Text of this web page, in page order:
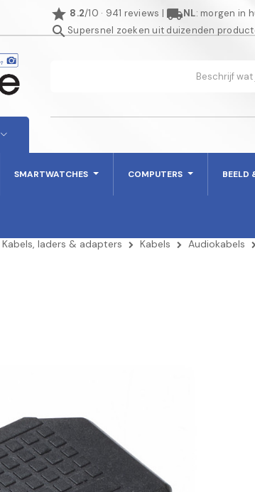
star 8.2/10 · 941 reviews | local_shippingNL: morgen in
searchSupersnel zoeken uit duizenden
SMARTWATCHES COMPUTERS BEELD
Kabels, laders & adapters Kabels Audiokabels